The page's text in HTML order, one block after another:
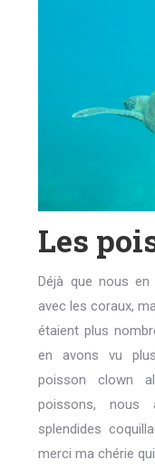
Les
Déjà que nous
avec les coraux,
étaient plus
en avons vu
poisson clown
poissons, nous
splendides
merci ma chérie